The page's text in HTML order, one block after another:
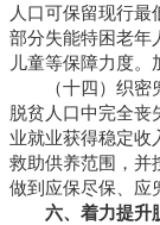
人口可保留现行最
部分失能特困老年
儿童等保障力度。
（十四）织密兜
脱贫人口中完全丧
业就业获得稳定收
救助供养范围，并
做到应保尽保、应
六、着力提升